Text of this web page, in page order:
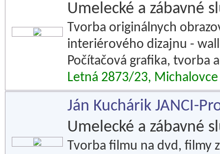
Umelecké a zábavné
Tvorba originálnych
interiérového dizajnu -
Počítačová grafika, tvorba
Letná 2873/23, Michalovce
Ján Kuchárik JANCI-
Umelecké a zábavné
Tvorba filmu na dvd, filmy